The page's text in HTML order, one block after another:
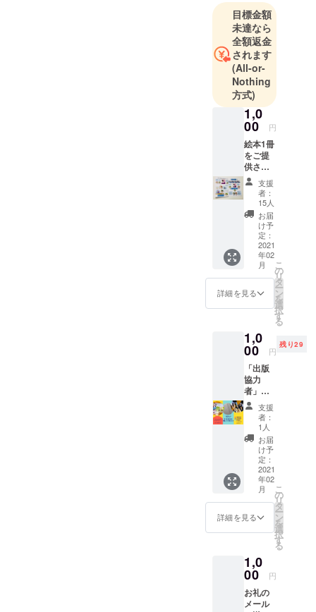
になりた
い！」
「チームの
ためにもっ
と活躍した
い！」
「たくさん
シュートを
決めた
い！」
そういった
子ども達の
気持ちに応
えられるよ
うな活動が
したいとい
ケットボー
ルの家庭教
師」は始ま
りました。
ERUTLUCに
は３つの
ミッション
す。
☆より多く
の子ども達
になりうる
を目指す環
境を提供す
目標金額
未達なら
全額返金
されます
(All-or-
Nothing
方式)
1,0
00 円
絵本1冊
をご提
供させ
て頂き
ます。
支援
者：
15人
お届
け予
定：
2021
年02
月
詳細を見る
こ
の
リ
タ
ー
ン
を
選
択
す
る
1,0
00 円
残り29
「出版
協力
者」と
してお
名前を
掲載さ
せて頂
きま
す。 ※
支援
時、必
ず備考
欄に掲
載時の
ご希望
のお名
記入く
ださ
い。
支援
者：
1人
お届
け予
定：
2021
年02
月
詳細を見る
こ
の
リ
タ
ー
ン
を
選
択
す
る
1,0
00 円
お礼の
メール